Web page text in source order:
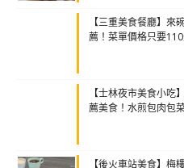
【三重美食餐廳】
薦！菜單價格只要
【士林夜市美食小
薦美食！水煎包肉包
【後火車站美食】梅